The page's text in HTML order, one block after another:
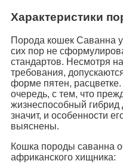
Характеристики
Порода кошек Саванна
сих пор не
стандартов. Несмотря
требования,
форме пятен,
очередь, с тем, что
жизнеспособный
значит, и особенности
выяснены.
Кошка породы саванна
африканского хищника: